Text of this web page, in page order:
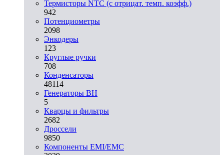
Термисторы NTC (с отрицат. темп. коэфф.)
942
Потенциометры
2098
Энкодеры
123
Круглые ручки
708
Конденсаторы
48114
Генераторы ВН
5
Кварцы и фильтры
2682
Дроссели
9850
Компоненты EMI/EMC